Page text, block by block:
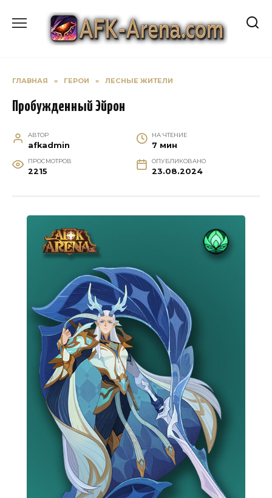
содержанию
ГЛАВНАЯ » ГЕРОИ » ЛЕСНЫЕ ЖИТЕЛИ
Пробужденный Эйрон
АВТОР
afkadmin
НА ЧТЕНИЕ
7 мин
ПРОСМОТРОВ
2215
ОПУБЛИКОВАНО
23.08.2024